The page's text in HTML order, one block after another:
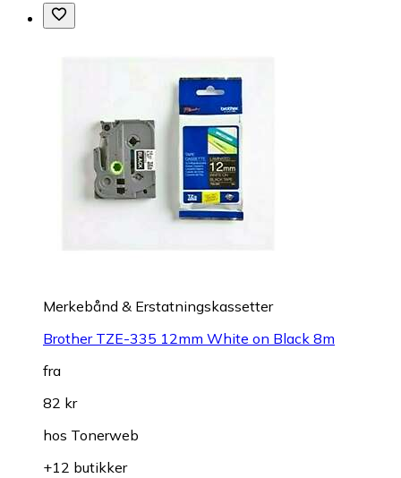
Merkebånd & Erstatningskassetter
Brother TZE-335 12mm White on Black 8m
fra
82 kr
hos Tonerweb
+12 butikker